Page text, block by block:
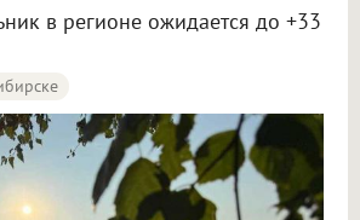
в регионе ожидается до +33